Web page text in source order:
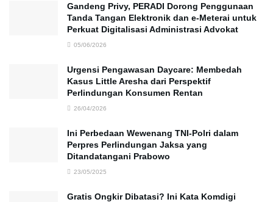
Gandeng Privy, PERADI Dorong Penggunaan
Tanda Tangan Elektronik dan e-Meterai untuk
Perkuat Digitalisasi Administrasi Advokat
05/06/2026
Urgensi Pengawasan Daycare: Membedah
Kasus Little Aresha dari Perspektif
Perlindungan Konsumen Rentan
26/04/2026
Ini Perbedaan Wewenang TNI-Polri dalam
Perpres Perlindungan Jaksa yang
Ditandatangani Prabowo
23/05/2025
Gratis Ongkir Dibatasi? Ini Kata Komdigi